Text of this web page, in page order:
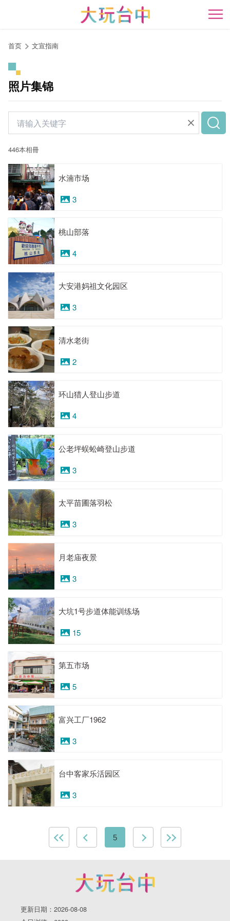
开
首页 文宣指南
照片集锦
446本相冊
水湳市场
3
桃山部落
4
大安港妈祖文化园区
3
清水老街
2
环山猎人登山步道
4
公老坪蜈蚣崎登山步道
3
太平苗圃落羽松
3
月老庙夜景
3
大坑1号步道体能训练场
15
第五市场
5
富兴工厂1962
3
台中客家乐活园区
3
5
更新日期：2026-08-08